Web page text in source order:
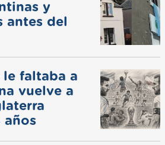
y
antes del
faltaba a
vuelve a
años